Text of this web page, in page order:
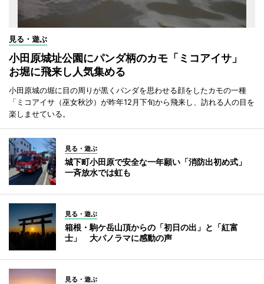
見る・遊ぶ
小田原城址公園にパンダ柄のカモ「ミコアイサ」
お堀に飛来し人気集める
小田原城の堀に目の周りが黒くパンダを思わせる顔をしたカモの一種
「ミコアイサ（巫女秋沙）が昨年12月下旬から飛来し、訪れる人の目を
楽しませている。
見る・遊ぶ
城下町小田原で安全な一年願い「消防出初め式」
一斉放水では虹も
見る・遊ぶ
箱根・駒ケ岳山頂からの「初日の出」と「紅富
士」 大パノラマに感動の声
見る・遊ぶ